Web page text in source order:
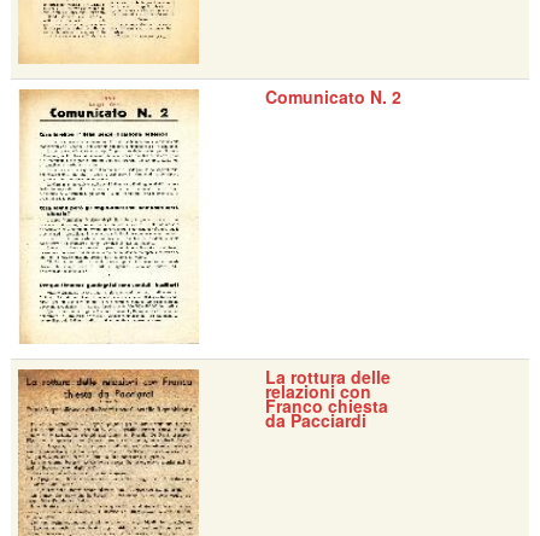
Comunicato N. 2
La rottura delle
relazioni con
Franco chiesta
da Pacciardi